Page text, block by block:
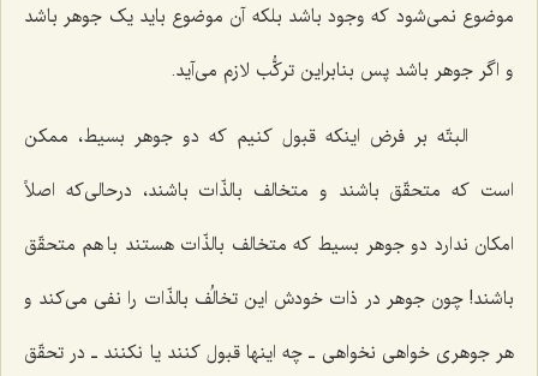
موضوع نمی‌شود که وجود باشد بلکه آن موضوع باید یک جوهر باشد
و اگر جوهر باشد پس بنابراین ترکُّب لازم می‌آید.
البتّه بر فرض اینکه قبول کنیم که دو جوهر بسیط، ممکن
است که متحقّق باشند و متخالف بالذّات باشند، درحالی‌که اصلاً
امکان ندارد دو جوهر بسیط که متخالف بالذّات هستند با هم متحقّق
باشند! چون جوهر در ذات خودش این تخالُف بالذّات را نفی می‌کند و
هر جوهری خواهى نخواهى‌ ـ چه اینها قبول کنند یا نکنند ـ در تحقّق